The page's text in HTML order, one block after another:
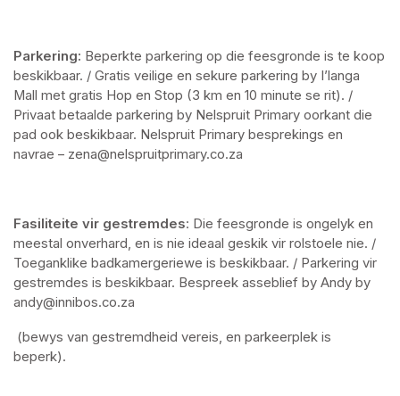
Parkering: Beperkte parkering op die feesgronde is te koop
beskikbaar. / Gratis veilige en sekure parkering by I’langa
Mall met gratis Hop en Stop (3 km en 10 minute se rit). /
Privaat betaalde parkering by Nelspruit Primary oorkant die
pad ook beskikbaar. Nelspruit Primary besprekings en
navrae – zena@nelspruitprimary.co.za
Fasiliteite vir gestremdes: Die feesgronde is ongelyk en
meestal onverhard, en is nie ideaal geskik vir rolstoele nie. /
Toeganklike badkamergeriewe is beskikbaar. / Parkering vir
gestremdes is beskikbaar. Bespreek asseblief by Andy by
andy@innibos.co.za
beperk).